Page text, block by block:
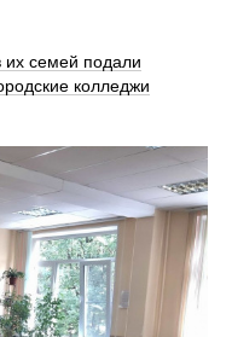
семей подали
колледжи